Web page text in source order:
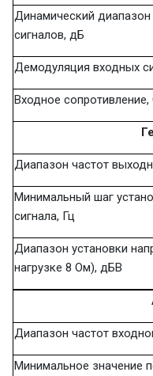
Динамический
сигналов, дБ
Демодуляция входных
Входное
Диапазон частот
Минимальный шаг
сигнала, Гц
Диапазон установки
нагрузке 8 Ом), дБВ
Диапазон частот
Минимальное значение